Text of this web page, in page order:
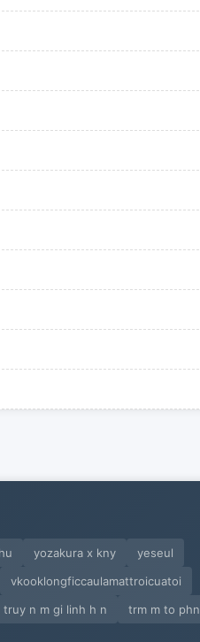
yozakura x kny
yeseul
vkooklongficcaulamattroicuatoi
truy n m gi linh h n
trm m to phn